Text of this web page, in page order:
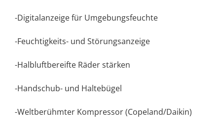
-Digitalanzeige für Umgebungsfeuchte
-Feuchtigkeits- und Störungsanzeige
-Halbluftbereifte Räder stärken
-Handschub- und Haltebügel
-Weltberühmter Kompressor (Copeland/Daikin)